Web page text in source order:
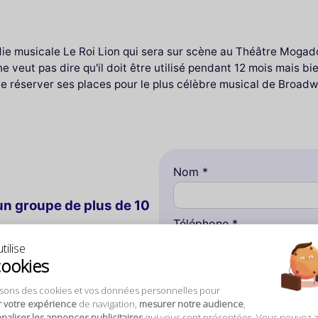
des cookies et vos données personnelles pour
votre expérience de navigation, mesurer notre audience,
musicale Le Roi Lion qui sera sur scène au Théâtre
veut pas dire qu'il doit être utilisé pendant 12 mois mais
réserver ses places pour le plus célèbre musical de
groupe de plus de 10
amis..., envoyez-nous
Paris vous adressera une
1 48 74 05 10 pour vos
Nom *
Téléphone *
Votre numéro ne sera pas utilisé à
toute précision concernant votre
Détaillez votre demande *